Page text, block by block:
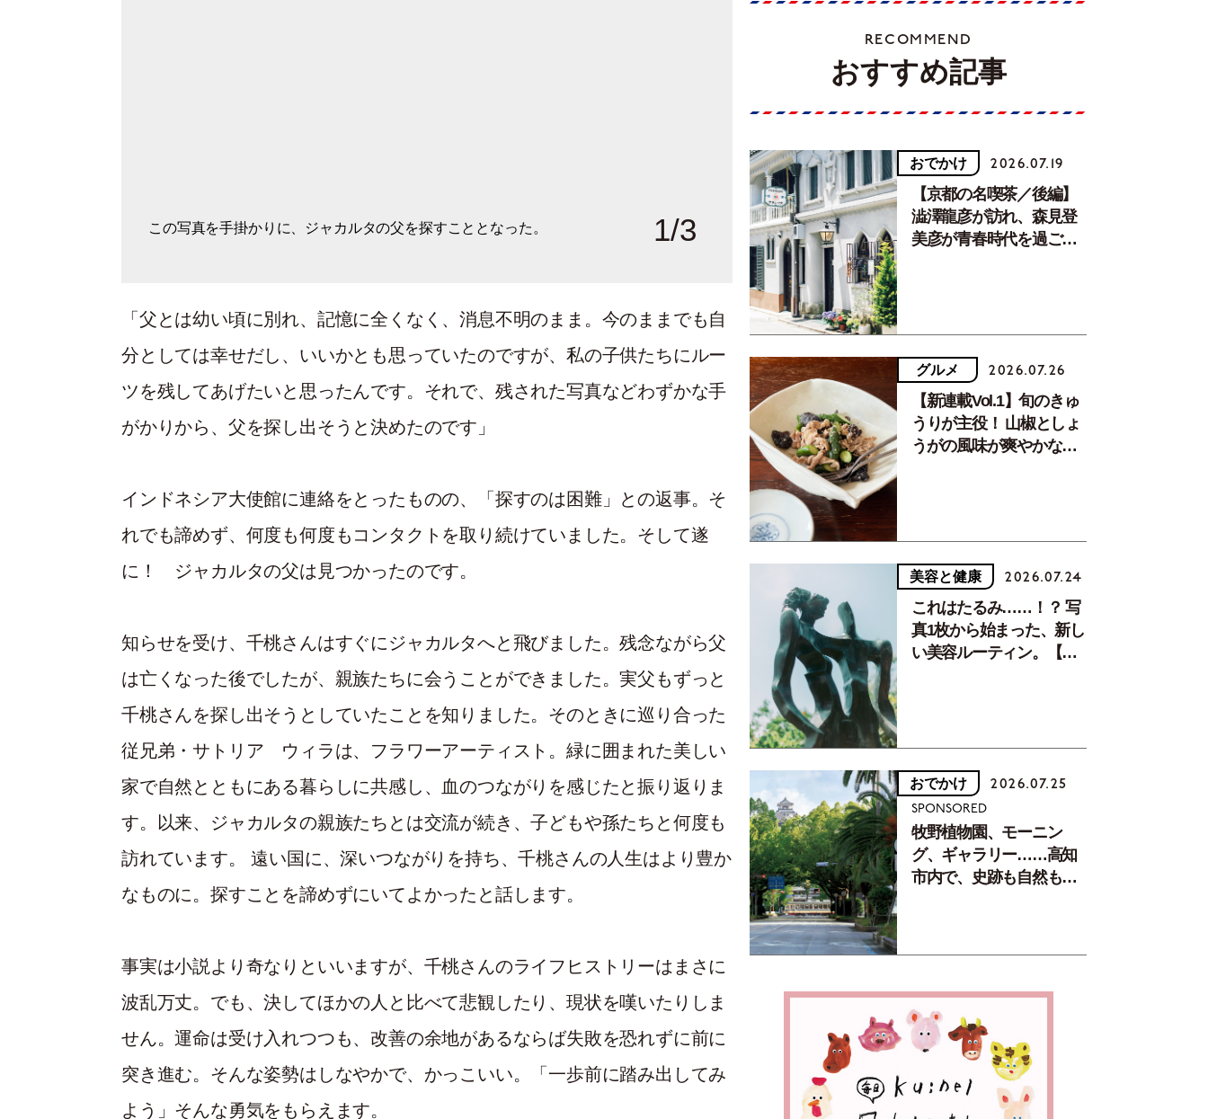
この写真を手掛かりに、ジャカルタの父を探すこととなった。
アルバムには幼いころを知る貴重な記録千。
親族に巡り合って以降、定期的にジャカルタを訪ねている。 1/3
「父とは幼い頃に別れ、記憶に全くなく、消息不明のまま。今のままでも自
分としては幸せだし、いいかとも思っていたのですが、私の子供たちにルー
ツを残してあげたいと思ったんです。それで、残された写真などわずかな手
がかりから、父を探し出そうと決めたのです」
インドネシア大使館に連絡をとったものの、「探すのは困難」との返事。そ
れでも諦めず、何度も何度もコンタクトを取り続けていました。そして遂
に！ ジャカルタの父は見つかったのです。
知らせを受け、千桃さんはすぐにジャカルタへと飛びました。残念ながら父
は亡くなった後でしたが、親族たちに会うことができました。実父もずっと
千桃さんを探し出そうとしていたことを知りました。そのときに巡り合った
従兄弟・サトリア ウィラは、フラワーアーティスト。緑に囲まれた美しい
家で自然とともにある暮らしに共感し、血のつながりを感じたと振り返りま
す。以来、ジャカルタの親族たちとは交流が続き、子どもや孫たちと何度も
訪れています。 遠い国に、深いつながりを持ち、千桃さんの人生はより豊か
なものに。探すことを諦めずにいてよかったと話します。
事実は小説より奇なりといいますが、千桃さんのライフヒストリーはまさに
波乱万丈。でも、決してほかの人と比べて悲観したり、現状を嘆いたりしま
せん。運命は受け入れつつも、改善の余地があるならば失敗を恐れずに前に
突き進む。そんな姿勢はしなやかで、かっこいい。「一歩前に踏み出してみ
よう」そんな勇気をもらえます。
RECOMMEND
おすすめ記事
おでかけ 2026.07.19
【京都の名喫茶／後編】
澁澤龍彦が訪れ、森見登
美彦が青春時代を過ごし
グルメ 2026.07.26
【新連載Vol.1】旬のきゅ
うりが主役！ 山椒としょ
うがの風味が爽やかな、
美容と健康 2026.07.24
これはたるみ……！？ 写
真1枚から始まった、新し
い美容ルーティン。【中
おでかけ 2026.07.25
SPONSORED
牧野植物園、モーニン
グ、ギャラリー……高知
市内で、史跡も自然もグ